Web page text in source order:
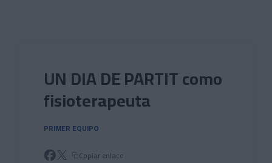
UN DIA DE PARTIT como
fisioterapeuta
PRIMER EQUIPO
Copiar enlace